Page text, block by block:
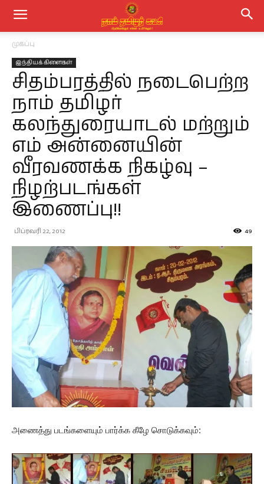
முகப்பு
இந்தியக் கிளைகள்
சிதம்பரத்தில் நடைபெற்ற
நாம் தமிழர்
கலந்துரையாடல் மற்றும்
எம் அன்னையின்
வீரவணக்க நிகழ்வு –
நிழற்படங்கள்
இணைப்பு!!
பிப்ரவரி 22, 2012 49
அணைத்து படங்களையும் பார்க்க கீழே சொடுக்கவும்: